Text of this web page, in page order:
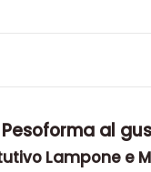
al
Lampone e